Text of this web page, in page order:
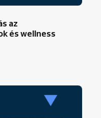
az
és wellness